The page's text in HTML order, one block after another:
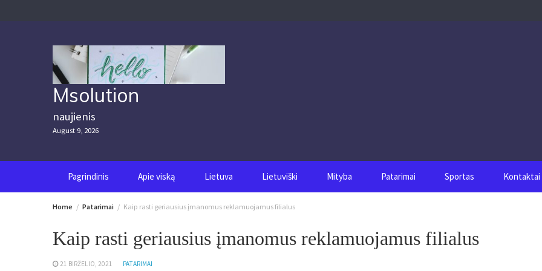
Msolution
naujienis
August 9, 2026
Pagrindinis Apie viską Lietuva Lietuviški Mityba Patarimai Sportas Kontaktai
Home Patarimai Kaip rasti geriausius įmanomus reklamuojamus filialus
Kaip rasti geriausius įmanomus reklamuojamus filialus
21 BIRŽELIO, 2021 PATARIMAI